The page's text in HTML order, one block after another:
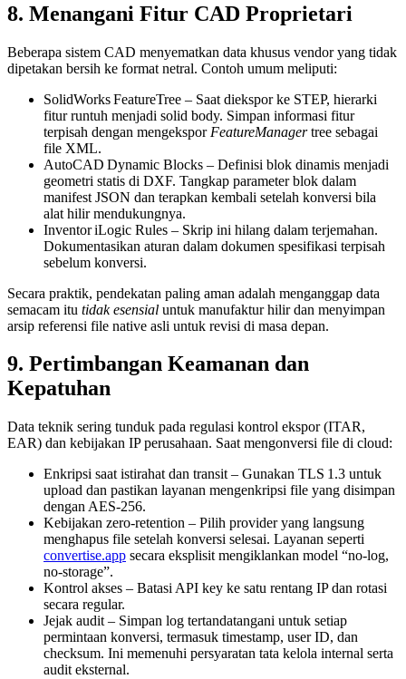
8. Menangani Fitur CAD Proprietari
Beberapa sistem CAD menyematkan data khusus vendor yang tidak
dipetakan bersih ke format netral. Contoh umum meliputi:
SolidWorks FeatureTree – Saat diekspor ke STEP, hierarki
fitur runtuh menjadi solid body. Simpan informasi fitur
terpisah dengan mengekspor FeatureManagertree sebagai
file XML.
AutoCAD Dynamic Blocks – Definisi blok dinamis menjadi
geometri statis di DXF. Tangkap parameter blok dalam
manifest JSON dan terapkan kembali setelah konversi bila
alat hilir mendukungnya.
Inventor iLogic Rules – Skrip ini hilang dalam terjemahan.
Dokumentasikan aturan dalam dokumen spesifikasi terpisah
sebelum konversi.
Secara praktik, pendekatan paling aman adalah menganggap data
semacam itu tidak esensial untuk manufaktur hilir dan menyimpan
arsip referensi file native asli untuk revisi di masa depan.
9. Pertimbangan Keamanan dan
Kepatuhan
Data teknik sering tunduk pada regulasi kontrol ekspor (ITAR,
EAR) dan kebijakan IP perusahaan. Saat mengonversi file di cloud:
Enkripsi saat istirahat dan transit – Gunakan TLS 1.3 untuk
upload dan pastikan layanan mengenkripsi file yang disimpan
dengan AES‑256.
Kebijakan zero‑retention – Pilih provider yang langsung
menghapus file setelah konversi selesai. Layanan seperti
convertise.app secara eksplisit mengiklankan model “no‑log,
no‑storage”.
Kontrol akses – Batasi API key ke satu rentang IP dan rotasi
secara regular.
Jejak audit – Simpan log tertandatangani untuk setiap
permintaan konversi, termasuk timestamp, user ID, dan
checksum. Ini memenuhi persyaratan tata kelola internal serta
audit eksternal.